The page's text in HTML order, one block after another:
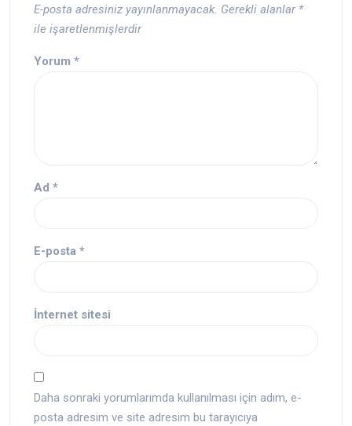
E-posta adresiniz yayınlanmayacak. Gerekli alanlar *
ile işaretlenmişlerdir
Yorum *
Ad *
E-posta *
İnternet sitesi
Daha sonraki yorumlarımda kullanılması için adım, e-
posta adresim ve site adresim bu tarayıcıya